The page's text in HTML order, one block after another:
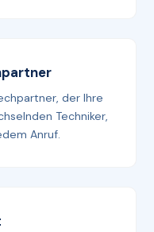
der Ihre
Techniker,
Anruf.